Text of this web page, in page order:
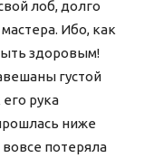
лоб, долго
Ибо, как
здоровым!
густой
рука
ниже
потеряла